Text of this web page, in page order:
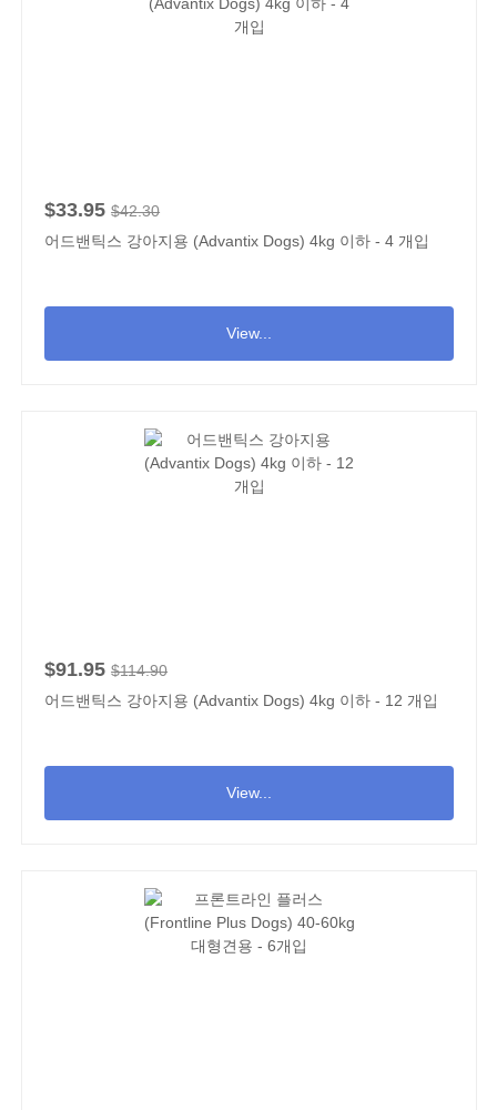
$33.95 $42.30
어드밴틱스 강아지용 (Advantix Dogs) 4kg 이하 - 4 개입
View...
$91.95 $114.90
어드밴틱스 강아지용 (Advantix Dogs) 4kg 이하 - 12 개입
View...